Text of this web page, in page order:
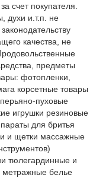
счет покупателя.
духи и.т.п. не
качества, не
предметы
фотопленки,
корсетные товары
пуховые
игрушки резиновые
для бритья
и щетки массажные
тюлегардинные и
метражные белье